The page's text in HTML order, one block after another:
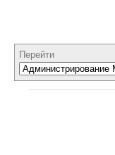
Перейти